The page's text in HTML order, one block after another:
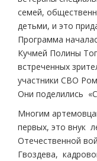
семей,
детьми, и это
Программа
Кучмей Полины
встреченных
участники СВО
Они поделились
Многим
первых, это внук
Отечественной
Гвоздева,